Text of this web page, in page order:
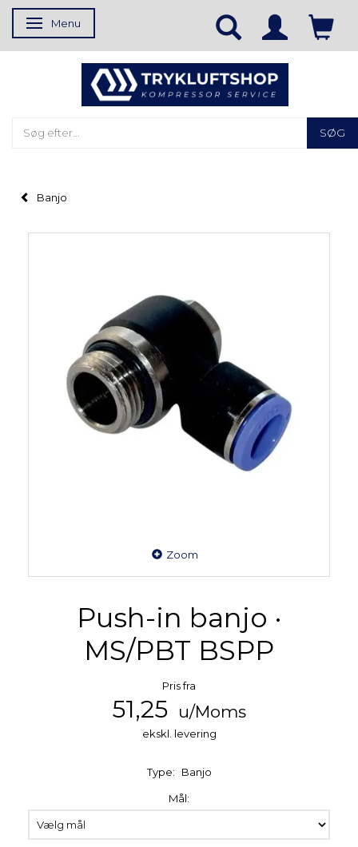
Skifte navigation
Menu
SØG
Banjo
Zoom
Push-in banjo ·
MS/PBT BSPP
Pris fra
51,25 u/Moms
ekskl. levering
Type: Banjo
Mål: